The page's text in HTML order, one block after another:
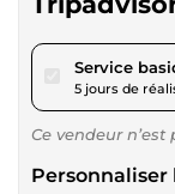
Service
5 jours de
Ce vendeur
Personnaliser